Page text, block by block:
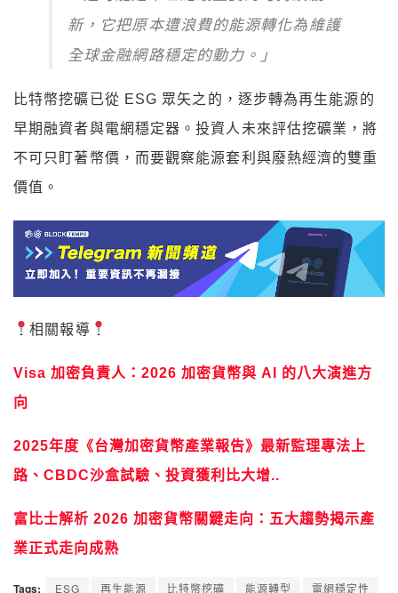
新，它把原本遭浪費的能源轉化為維護
全球金融網路穩定的動力。」
比特幣挖礦已從 ESG 眾矢之的，逐步轉為再生能源的
早期融資者與電網穩定器。投資人未來評估挖礦業，將
不可只盯著幣價，而要觀察能源套利與廢熱經濟的雙重
價值。
相關報導
Visa 加密負責人：2026 加密貨幣與 AI 的八大演進方
向
2025年度《台灣加密貨幣產業報告》最新監理專法上
路、CBDC沙盒試驗、投資獲利比大增..
富比士解析 2026 加密貨幣關鍵走向：五大趨勢揭示產
業正式走向成熟
Tags: ESG 再生能源 比特幣挖礦 能源轉型 電網穩定性